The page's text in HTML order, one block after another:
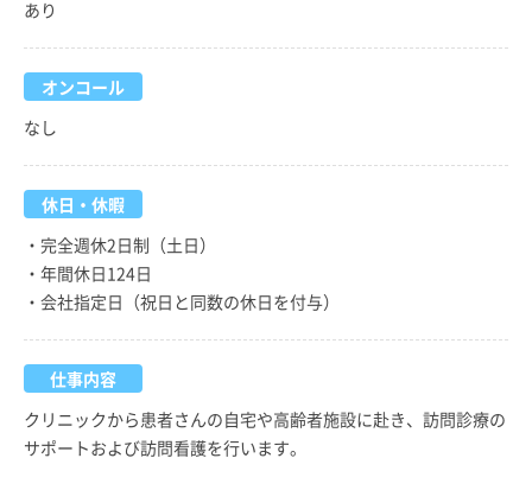
あり
オンコール
なし
休日・休暇
・完全週休2日制（土日）
・年間休日124日
・会社指定日（祝日と同数の休日を付与）
仕事内容
クリニックから患者さんの自宅や高齢者施設に赴き、訪問診療の
サポートおよび訪問看護を行います。